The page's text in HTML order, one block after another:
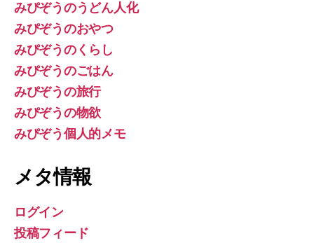
みぴぞうのうどん人化
みぴぞうのおやつ
みぴぞうのくらし
みぴぞうのごはん
みぴぞうの旅行
みぴぞうの物欲
みぴぞう個人的メモ
メタ情報
ログイン
投稿フィード